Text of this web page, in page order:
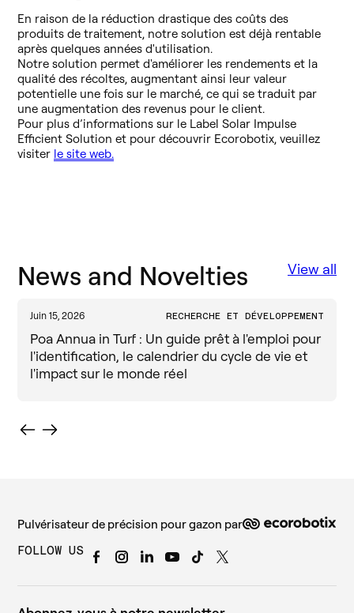
En raison de la réduction drastique des coûts des
produits de traitement, notre solution est déjà rentable
après quelques années d'utilisation.
Notre solution permet d'améliorer les rendements et la
qualité des récoltes, augmentant ainsi leur valeur
potentielle une fois sur le marché, ce qui se traduit par
une augmentation des revenus pour le client.
Pour plus d’informations sur le Label Solar Impulse
Efficient Solution et pour découvrir Ecorobotix, veuillez
visiter le site web.
News and Novelties View all
Juin 15, 2026 RECHERCHE ET DÉVELOPPEMENT
Poa Annua in Turf : Un guide prêt à l'emploi pour
l'identification, le calendrier du cycle de vie et
l'impact sur le monde réel
FOLLOW US
Pulvérisateur de précision pour gazon par